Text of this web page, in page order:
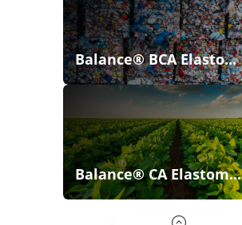
Balance® BCA Elasto...
Balance® CA Elastom...